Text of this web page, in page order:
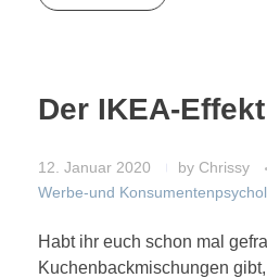
Der IKEA-Effekt
12. Januar 2020 by Chrissy
Werbe-und
Habt ihr euch schon mal
Kuchenbackmischungen